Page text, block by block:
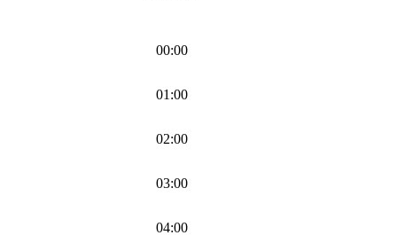
00:00
01:00
02:00
03:00
04:00